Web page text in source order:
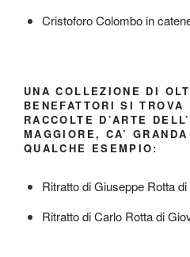
Cristoforo Colombo in
UNA COLLEZIONE DI
BENEFATTORI SI TROVA
RACCOLTE D’ARTE
MAGGIORE, CA’
QUALCHE ESEMPIO:
Ritratto di Giuseppe Rotta
Ritratto di Carlo Rotta di